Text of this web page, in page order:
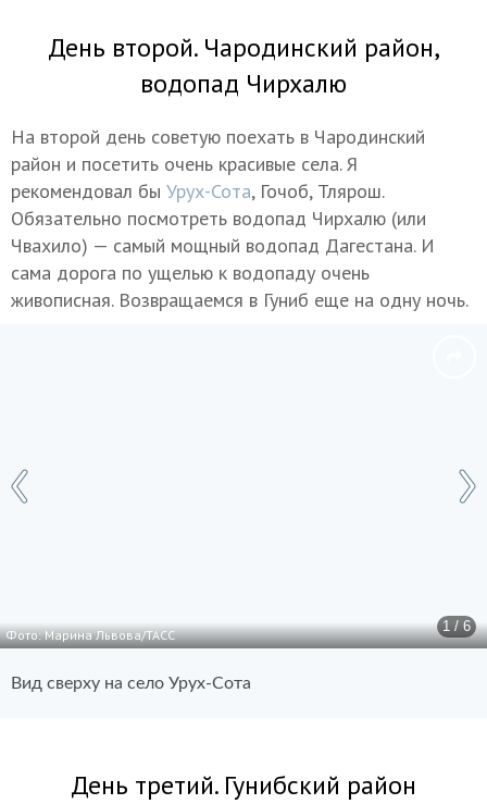
День второй. Чародинский район,
водопад Чирхалю
На второй день советую поехать в Чародинский
район и посетить очень красивые села. Я
рекомендовал бы Урух-Сота, Гочоб, Тлярош.
Обязательно посмотреть водопад Чирхалю (или
Чвахило) — самый мощный водопад Дагестана. И
сама дорога по ущелью к водопаду очень
живописная. Возвращаемся в Гуниб еще на одну ночь.
1 / 6
Фото: Марина Львова/ТАСС
Вид сверху на село Урух-Сота
День третий. Гунибский район